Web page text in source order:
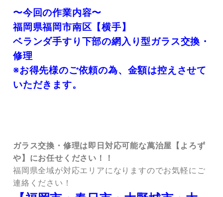
〜今回の作業内容〜
福岡県福岡市南区【横手】
ベランダ手すり下部の網入り型ガラス交換・
修理
※お得先様のご依頼の為、金額は控えさせて
いただきます。
ガラス交換・修理は即日対応可能な萬治屋【よろず
や】にお任せください！！
福岡県全域が対応エリアになりますのでお気軽にご
連絡ください！